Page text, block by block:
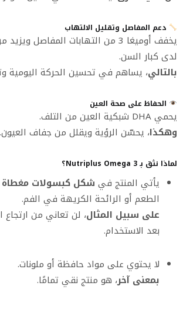
دعم المفاصل وتقليل الالتهاب
يخفف أوميغا 3 من التهابات المفاصل
لدى كبار السن.
بالتالي، يساهم في تحسين الحركة اليومية
الحفاظ على صحة العين
يحمي DHA شبكية العين من التلف.
وهكذا، يحسّن الرؤية ويقلل من جفاف العيون.
لماذا نثق بـ Nutriplus Omega 3؟
يأتي المنتج في شكل كبسولات مغطاة
الطعم أو الرائحة الكريهة في الفم.
على سبيل المثال، لن تعاني من
بعد الاستخدام.
لا يحتوي على مواد حافظة أو ملونات.
بمعنى آخر، هو منتج نقي تمامًا.